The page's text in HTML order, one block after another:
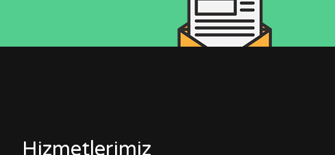
Hizmetlerimiz